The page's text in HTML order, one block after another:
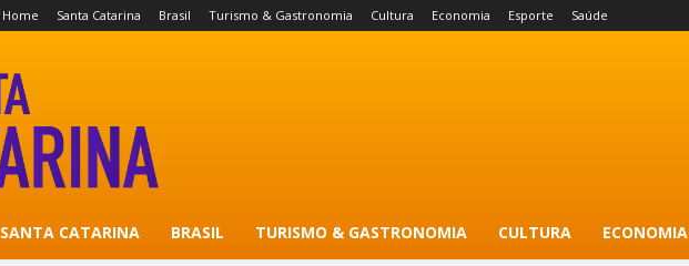
Home Santa Catarina Brasil Turismo & Gastronomia Cultura Economia Esporte Saúde
SANTA CATARINA BRASIL TURISMO & GASTRONOMIA CULTURA ECONOMIA